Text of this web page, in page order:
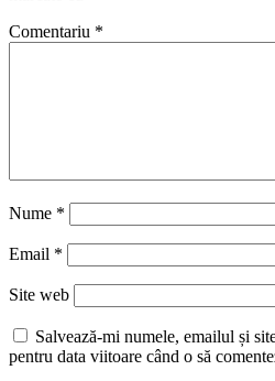
Comentariu *
Nume *
Email *
Site web
Salvează-mi numele, emailul și
pentru data viitoare când o să